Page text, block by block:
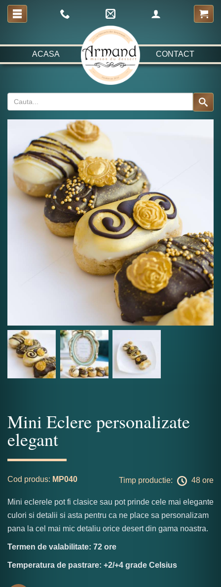
ACASA CONTACT
Mini Eclere personalizate
elegant
Cod produs: MP040 Timp productie: 48 ore
Mini eclerele pot fi clasice sau pot prinde cele mai elegante
culori si detalii si asta pentru ca ne place sa personalizam
pana la cel mai mic detaliu orice desert din gama noastra.
Termen de valabilitate: 72 ore
Temperatura de pastrare: +2/+4 grade Celsius